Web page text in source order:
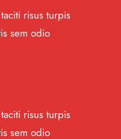
risus turpis
sem odio
risus turpis
sem odio